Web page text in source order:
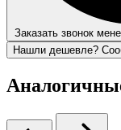
Заказать звонок
Нашли дешевле?